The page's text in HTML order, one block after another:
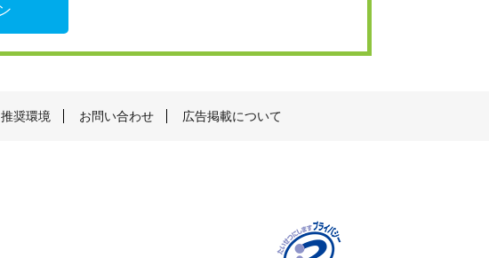
推奨環境 お問い合わせ 広告掲載について